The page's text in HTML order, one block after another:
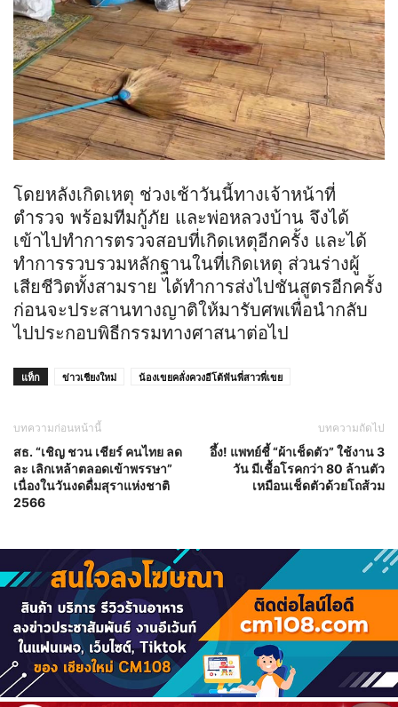
โดยหลังเกิดเหตุ ช่วงเช้าวันนี้ทางเจ้าหน้าที่
ตำรวจ พร้อมทีมกู้ภัย และพ่อหลวงบ้าน จึงได้
เข้าไปทำการตรวจสอบที่เกิดเหตุอีกครั้ง และได้
ทำการรวบรวมหลักฐานในที่เกิดเหตุ ส่วนร่างผู้
เสียชีวิตทั้งสามราย ได้ทำการส่งไปชันสูตรอีกครั้ง
ก่อนจะประสานทางญาติให้มารับศพเพื่อนำกลับ
ไปประกอบพิธีกรรมทางศาสนาต่อไป
แท็ก ข่าวเชียงใหม่ น้องเขยคลั่งควงอีโต้ฟันพี่สาวพี่เขย
บทความก่อนหน้านี้
สธ. “เชิญ ชวน เชียร์ คนไทย ลด
ละ เลิกเหล้าตลอดเข้าพรรษา”
เนื่องในวันงดดื่มสุราแห่งชาติ
2566
บทความถัดไป
อึ้ง! แพทย์ชี้ “ผ้าเช็ดตัว” ใช้งาน 3
วัน มีเชื้อโรคกว่า 80 ล้านตัว
เหมือนเช็ดตัวด้วยโถส้วม